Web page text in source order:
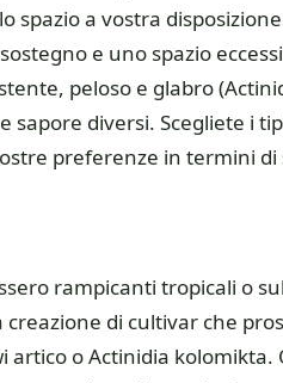
spazio a vostra
e uno spazio
peloso e glabro
diversi. Scegliete i
preferenze in termini
rampicanti tropicali o
di cultivar che
artico o Actinidia